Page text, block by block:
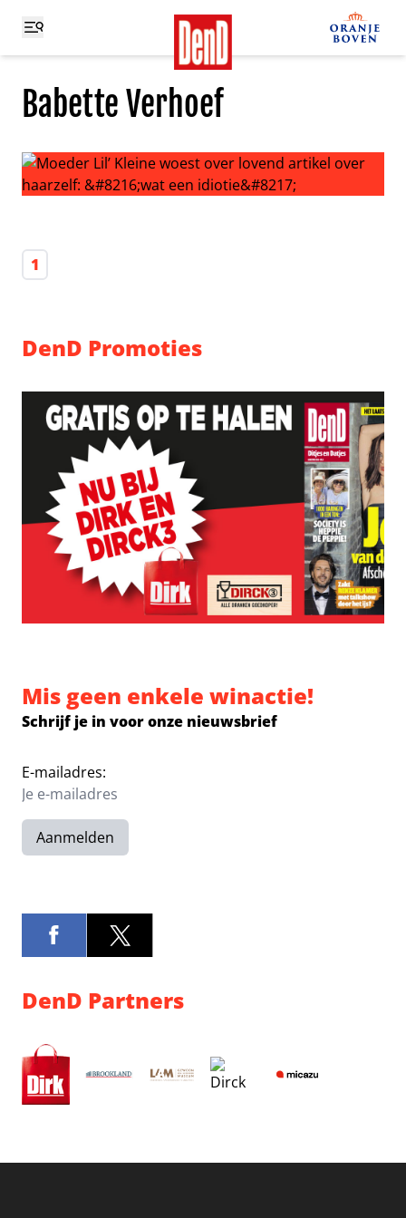
Babette Verhoef
1
DenD Promoties
Mis geen enkele winactie!
Schrijf je in voor onze nieuwsbrief
E-mailadres:
Aanmelden
DenD Partners